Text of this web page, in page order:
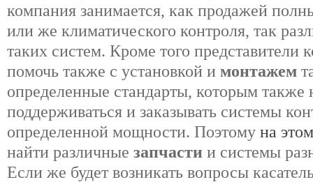
компания занимается, как продажей
или же климатического контроля, так
таких систем. Кроме того представители
помочь также с установкой и монтажем
определенные стандарты, которым также
поддерживаться и заказывать системы
определенной мощности. Поэтому на
найти различные запчасти и системы
Если же будет возникать вопросы